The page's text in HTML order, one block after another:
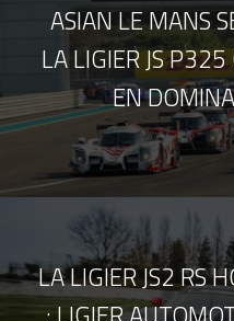
ASIAN LE MANS
LA LIGIER JS
EN
LA LIGIER JS2 RS